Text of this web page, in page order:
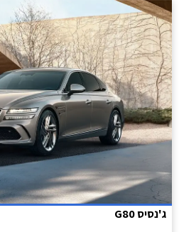
ג'נסיס G80